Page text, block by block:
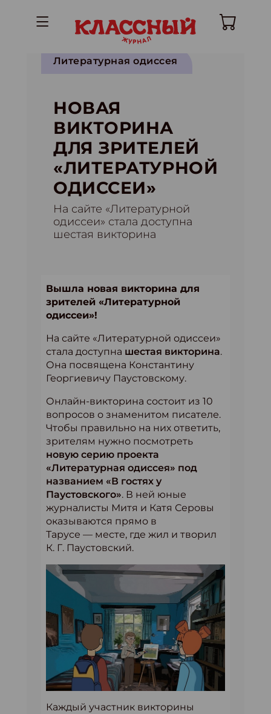
Литературная одиссея
НОВАЯ
ВИКТОРИНА
ДЛЯ ЗРИТЕЛЕЙ
«ЛИТЕРАТУРНОЙ
ОДИССЕИ»
На сайте «Литературной
одиссеи» стала доступна
шестая викторина
Вышла новая викторина для
зрителей «Литературной
одиссеи»!
На сайте «Литературной одиссеи»
стала доступна шестая викторина.
Она посвящена Константину
Георгиевичу Паустовскому.
Онлайн-викторина состоит из 10
вопросов о знаменитом писателе.
Чтобы правильно на них ответить,
зрителям нужно посмотреть
новую серию проекта
«Литературная одиссея» под
названием «В гостях у
Паустовского». В ней юные
журналисты Митя и Катя Серовы
оказываются прямо в
Тарусе — месте, где жил и творил
К. Г. Паустовский.
Каждый участник викторины